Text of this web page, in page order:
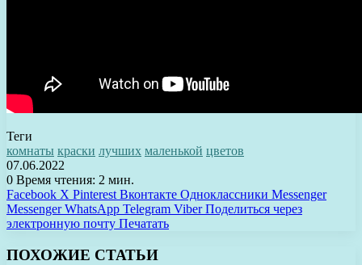
Теги
комнаты краски лучших маленькой цветов
07.06.2022
0 Время чтения: 2 мин.
Facebook X Pinterest Вконтакте Одноклассники Messenger
Messenger WhatsApp Telegram Viber Поделиться через
электронную почту Печатать
ПОХОЖИЕ СТАТЬИ